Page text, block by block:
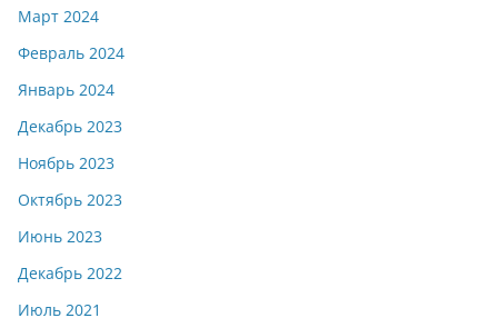
Март 2024
Февраль 2024
Январь 2024
Декабрь 2023
Ноябрь 2023
Октябрь 2023
Июнь 2023
Декабрь 2022
Июль 2021